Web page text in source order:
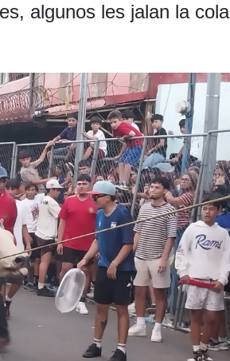
algunos les jalan la cola